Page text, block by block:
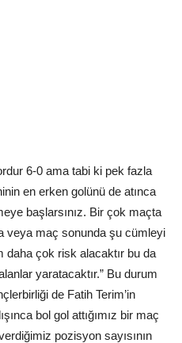
6-0 ama tabi ki pek fazla
en erken golünü de atınca
başlarsınız. Bir çok maçta
veya maç sonunda şu cümleyi
daha çok risk alacaktır bu da
yaratacaktır.” Bu durum
de Fatih Terim’in
bol gol attığımız bir maç
pozisyon sayısının